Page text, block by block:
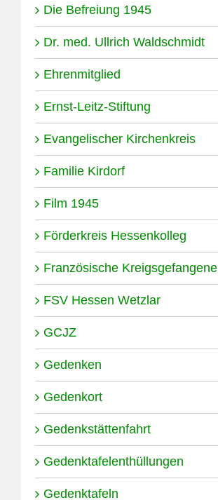
Die Befreiung 1945
Dr. med. Ullrich Waldschmidt
Ehrenmitglied
Ernst-Leitz-Stiftung
Evangelischer Kirchenkreis
Familie Kirdorf
Film 1945
Förderkreis Hessenkolleg
Französische Kreigsgefangene
FSV Hessen Wetzlar
GCJZ
Gedenken
Gedenkort
Gedenkstättenfahrt
Gedenktafelenthüllungen
Gedenktafeln